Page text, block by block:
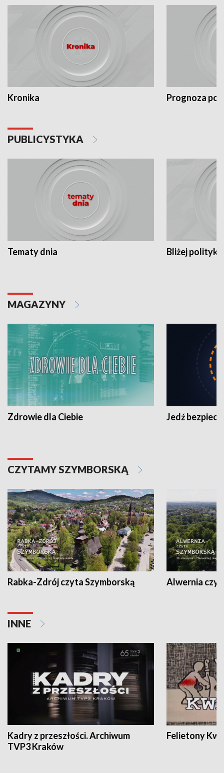
Kronika Prognoza
PUBLICYSTYKA
Tematy dnia Bliżej polityki
MAGAZYNY
Zdrowie dla Ciebie Jedź
CZYTAMY SZYMBORSKĄ
Rabka-Zdrój czyta Szymborską Alwernia
INNE
Kadry z przeszłości. Archiwum
TVP3 Kraków
Felietony